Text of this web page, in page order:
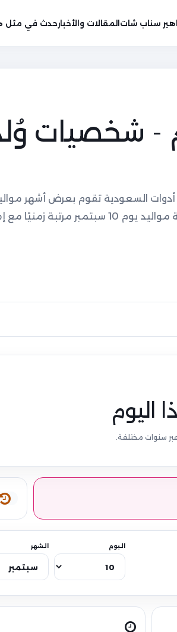
سناب شات المقالات والأخبارحدث في مثل
- شخصيات
السعودية تقوم بعرض أشهر
البحث عن مواليد يوم معين من المشاهير. وتعرض الصفحة مواليد يوم
اليوم
سنوات مختلفة.
اليوم الشهر